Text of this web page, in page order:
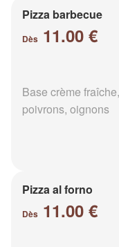
Pizza barbecue
Dès 11.00 €
Base crème
poivrons, oignons
Pizza al forno
Dès 11.00 €